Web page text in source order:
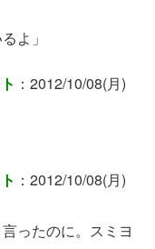
よ」
：2012/10/08(月)
：2012/10/08(月)
ったのに。スミヨ